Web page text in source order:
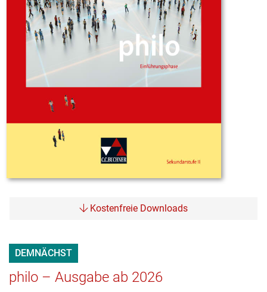
Kostenfreie Downloads
DEMNÄCHST
philo – Ausgabe ab 2026